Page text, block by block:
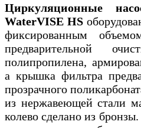
Циркуляционные
WaterVISE HS
фиксированным
предварительной
полипропилена,
а крышка фильтра
прозрачного
из нержавеющей стали
колево сделано из